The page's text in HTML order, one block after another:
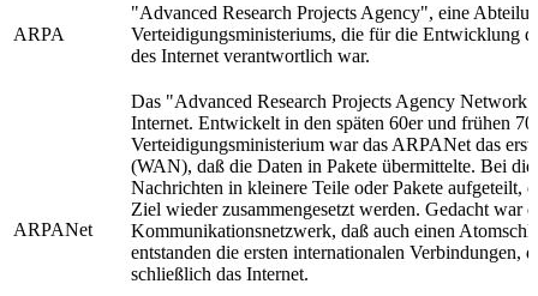
ARPA
"Advanced Research Projects Agency", eine
Verteidigungsministeriums, die für die Entwicklung
des Internet verantwortlich war.
ARPANet
Das "Advanced Research Projects Agency
Internet. Entwickelt in den späten 60er und frühen
Verteidigungsministerium war das ARPANet das
(WAN), daß die Daten in Pakete übermittelte. Bei
Nachrichten in kleinere Teile oder Pakete aufgeteilt,
Ziel wieder zusammengesetzt werden. Gedacht war
Kommunikationsnetzwerk, daß auch einen
entstanden die ersten internationalen Verbindungen,
schließlich das Internet.